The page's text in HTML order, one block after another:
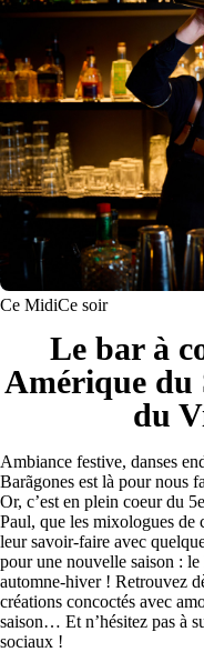
Ce MidiCe soir
Le bar à
Amérique du
du
Ambiance festive, danses
Barãgones est là pour nous
Or, c’est en plein coeur du
Paul, que les mixologues
leur savoir-faire avec
pour une nouvelle saison : le
automne-hiver ! Retrouvez
créations concoctés avec
saison… Et n’hésitez pas à
sociaux !